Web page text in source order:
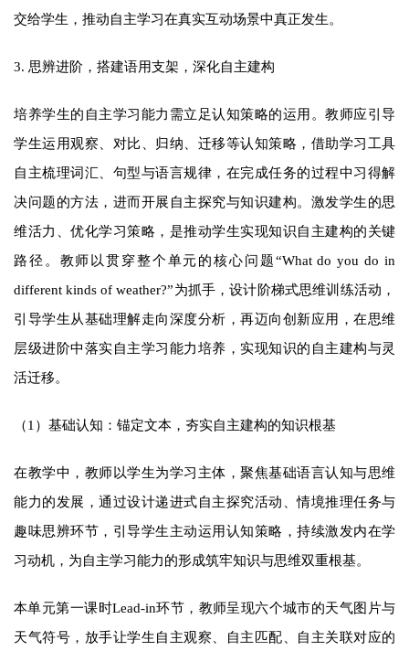
交给学生，推动自主学习在真实互动场景中真正发生。
3. 思辨进阶，搭建语用支架，深化自主建构
培养学生的自主学习能力需立足认知策略的运用。教师应引导
学生运用观察、对比、归纳、迁移等认知策略，借助学习工具
自主梳理词汇、句型与语言规律，在完成任务的过程中习得解
决问题的方法，进而开展自主探究与知识建构。激发学生的思
维活力、优化学习策略，是推动学生实现知识自主建构的关键
路径。教师以贯穿整个单元的核心问题“What do you do in
different kinds of weather?”为抓手，设计阶梯式思维训练活动，
引导学生从基础理解走向深度分析，再迈向创新应用，在思维
层级进阶中落实自主学习能力培养，实现知识的自主建构与灵
活迁移。
（1）基础认知：锚定文本，夯实自主建构的知识根基
在教学中，教师以学生为学习主体，聚焦基础语言认知与思维
能力的发展，通过设计递进式自主探究活动、情境推理任务与
趣味思辨环节，引导学生主动运用认知策略，持续激发内在学
习动机，为自主学习能力的形成筑牢知识与思维双重根基。
本单元第一课时Lead-in环节，教师呈现六个城市的天气图片与
天气符号，放手让学生自主观察、自主匹配、自主关联对应的